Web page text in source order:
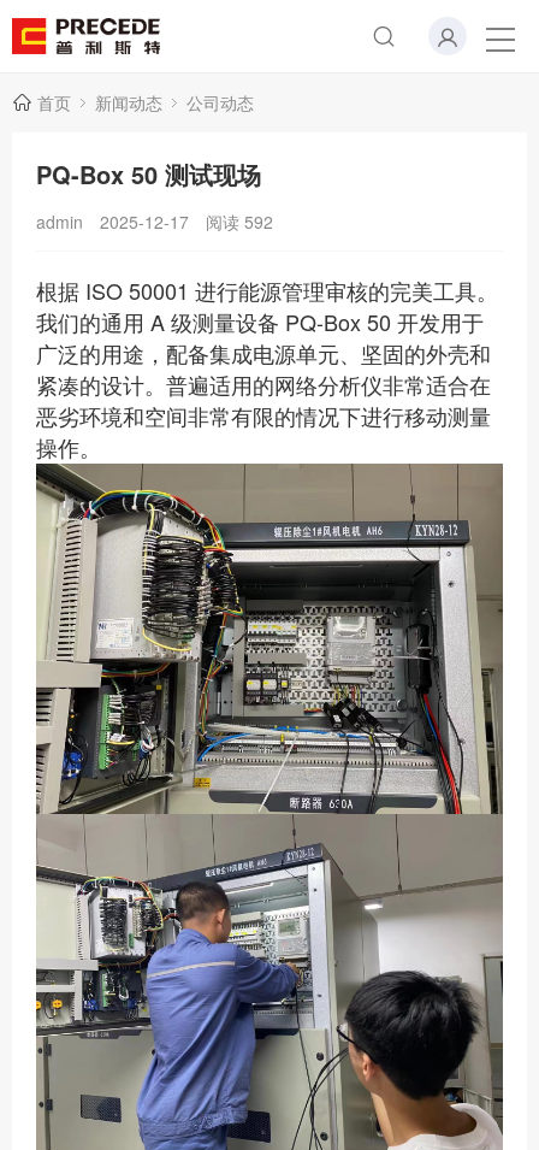
首页 新闻动态 公司动态
PQ-Box 50 测试现场
admin 2025-12-17 阅读 592
根据 ISO 50001 进行能源管理审核的完美工具。
我们的通用 A 级测量设备 PQ-Box 50 开发用于
广泛的用途，配备集成电源单元、坚固的外壳和
紧凑的设计。普遍适用的网络分析仪非常适合在
恶劣环境和空间非常有限的情况下进行移动测量
操作。